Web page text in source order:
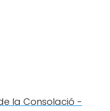
la Consolació -